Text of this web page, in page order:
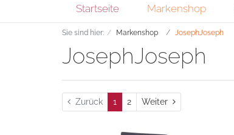
Startseite Markenshop
Sie sind hier: Markenshop JosephJoseph
JosephJoseph
Zurück 1 2 Weiter Weiter